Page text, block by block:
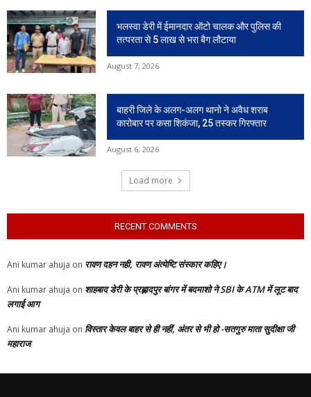
भलस्वा डेरी में ईमानदार ऑटो चालक और पुलिस की
तत्परता से 5 लाख से भरा बैग लौटाया
August 7, 2026
बाहरी जिले के अलग-अलग थानो ने अवैध शराब
कारोबार पर कसा शिकंजा, 25 तस्कर गिरफ्तार
August 6, 2026
Load more
RECENT COMMENTS
Ani kumar ahuja on रावण दहन नही, रावण अंत्येष्टि संस्कार कहिए।
Ani kumar ahuja on शाहबाद डेरी के प्रह्लादपुर बांगर में बदमाशो ने SBI के ATM में लूट बाद
लगाई आग
Ani kumar ahuja on विस्तार केवल बाहर से ही नहीं, अंतर से भी हो -सतगुरु माता सुदीक्षा जी
महाराज